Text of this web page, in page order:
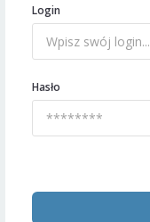
Login
Hasło